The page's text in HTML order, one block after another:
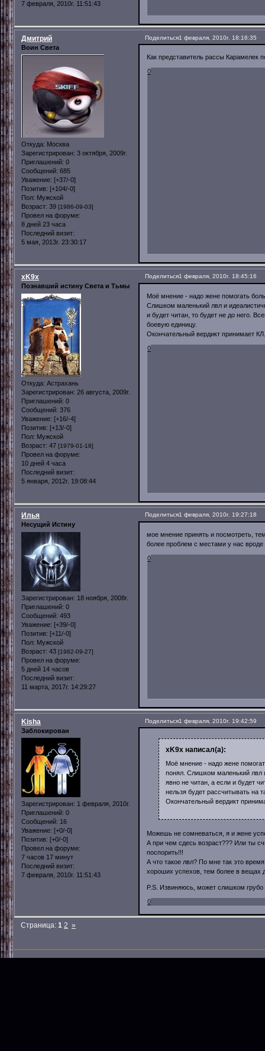
7 февраля, 2010г. 11:51:43
Поделиться1 февраля, 2010г. 18:16:35
Дмитрий
Воин Света
Откуда: Москва
Зарегистрирован: 3 октября, 2009г.
Приглашений: 0
Сообщений: 685
Уважение: [+37/-0]
Позитив: [+104/-0]
Пол: Мужской
Возраст: 39 [1986-09-03]
Провел на форуме:
8 дней 23 часа
Последний визит:
5 мая, 2013г. 23:30:17
Как представитель рассы Карамелек
0
Поделиться1 февраля, 2010г. 18:45:16
xK9x
Познавший истину Света и Тьмы
Откуда: Астрахань
Зарегистрирован: 26 августа, 2009г.
Приглашений: 0
Сообщений: 376
Уважение: [+16/-4]
Позитив: [+13/-0]
Пол: Мужской
Возраст: 47 [1979-01-18]
Провел на форуме:
10 дней 4 часа
Последний визит:
5 января, 2012г. 19:08:44
Моё мнение - надо жене помогать
Слишком маленький лвл и
и будет читан, то будет не до него.
боевую единицу.
Окончательный вердикт принимает КЛ.
0
Поделиться1 февраля, 2010г. 19:27:18
Илья
Несущий Истину
Зарегистрирован: 18 ноября, 2008г.
Приглашений: 0
Сообщений: 493
Уважение: [+39/-0]
Позитив: [+11/-0]
Пол: Мужской
Возраст: 43 [1982-09-27]
Провел на форуме:
5 дней 14 часов
Последний визит:
11 марта, 2017г. 14:29:27
мое мнение принять и посмотреть,
более проблем с местами у нас вроде
0
Поделиться1 февраля, 2010г. 19:42:59
Kisha
Заблокирован
Зарегистрирован: 1 февраля, 2010г.
Приглашений: 0
Сообщений: 16
Уважение: [+0/-0]
Позитив: [+0/-0]
Провел на форуме:
7 часов 17 минут
Последний визит:
7 февраля, 2010г. 11:51:43
xK9x написал(а):
Моё мнение - надо жене
понял. Слишком маленький лвл
явно не читан, а если и будет
нельзя будет рассчитывать на
Окончательный вердикт
Можешь не сомневаться, я и жене
А при чем сдесь возраст??? Или ты
поспорить!!!
А что такое лвл? По мне так это
хороших успехов, тем более в вещах
P.S. Извиняюсь, может слишком грубо
0
Страница:1 2 »